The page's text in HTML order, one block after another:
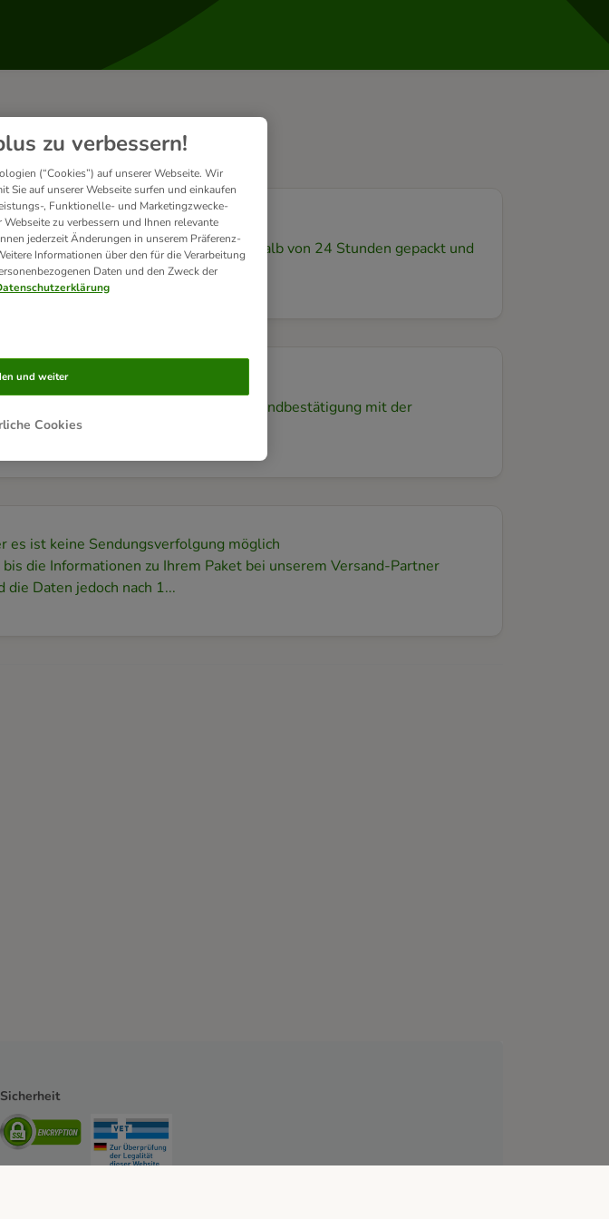
in unseren Versandzentren innerhalb von 24 Stunden gepackt und
beträgt in...
senden wir Ihnen per E-Mail eine Versandbestätigung mit der
zur Sendungsverfolgung. S...
es ist keine Sendungsverfolgung möglich
die Informationen zu Ihrem Paket bei unserem Versand-Partner
Daten jedoch nach 1...
Sicherheit
zu verbessern!
(“Cookies”) auf unserer Webseite. Wir
Sie auf unserer Webseite surfen und einkaufen
, Funktionelle- und Marketingzwecke-
zu verbessern und Ihnen relevante
jederzeit Änderungen in unserem Präferenz-
Informationen über den für die Verarbeitung
Daten und den Zweck der
Cookies
und weiter